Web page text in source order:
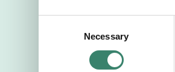
Necessary